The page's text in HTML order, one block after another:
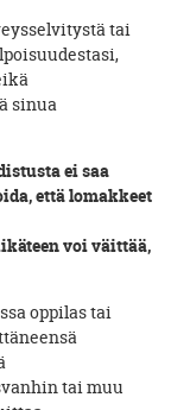
tai
sinua
ei saa
että lomakkeet
voi väittää,
oppilas tai
tai muu